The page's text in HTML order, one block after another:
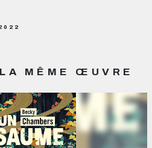
MÊME ŒUVRE